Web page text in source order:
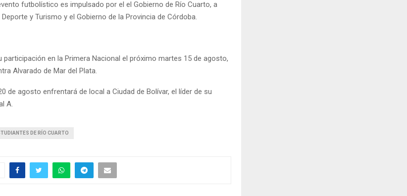
futbolístico es impulsado por el el Gobierno de Río Cuarto, a
y Turismo y el Gobierno de la Provincia de Córdoba.
participación en la Primera Nacional el próximo martes 15 de agosto,
Alvarado de Mar del Plata.
de agosto enfrentará de local a Ciudad de Bolívar, el líder de su
A.
DE RÍO CUARTO